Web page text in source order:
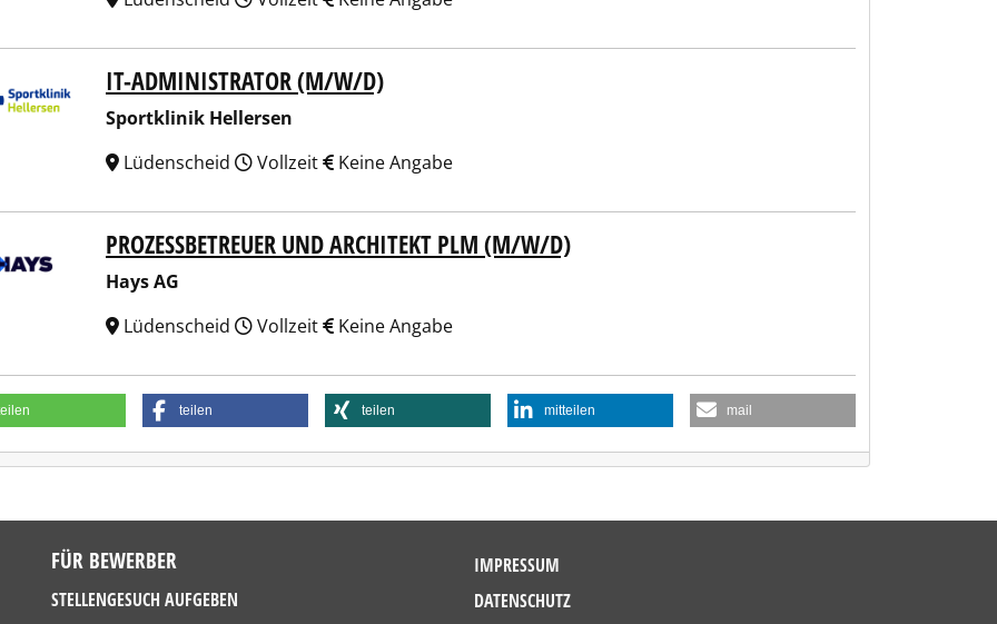
HellersenIT-ADMINISTRATOR (M/W/D)
Sportklinik Hellersen
Lüdenscheid
Vollzeit Keine Angabe
PROZESSBETREUER UND ARCHITEKT PLM (M/W/D)
Hays AG
Lüdenscheid
Vollzeit Keine Angabe
teilen teilen mitteilen mail
FÜR BEWERBER
STELLENGESUCH AUFGEBEN
IMPRESSUM
DATENSCHUTZ